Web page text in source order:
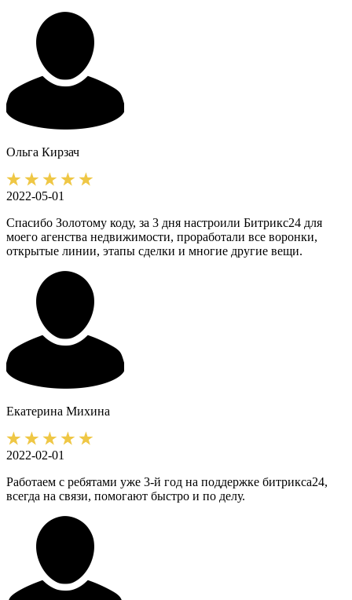
Ольга Кирзач
2022-05-01
Спасибо Золотому коду, за 3 дня настроили Битрикс24 для
моего агенства недвижимости, проработали все воронки,
открытые линии, этапы сделки и многие другие вещи.
Екатерина Михина
2022-02-01
Работаем с ребятами уже 3-й год на поддержке битрикса24,
всегда на связи, помогают быстро и по делу.